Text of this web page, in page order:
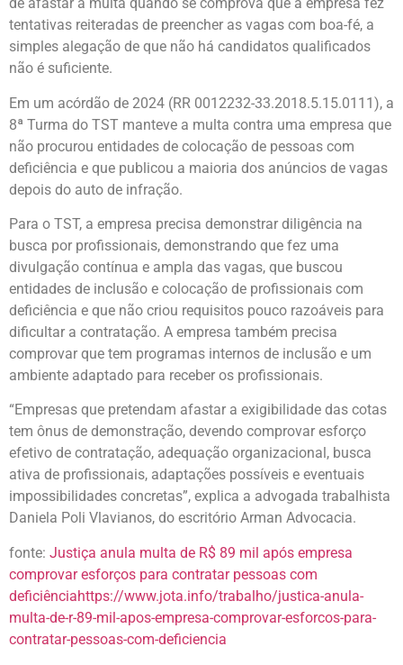
tentativas reiteradas de preencher as vagas com boa-fé, a
simples alegação de que não há candidatos qualificados
não é suficiente.
Em um acórdão de 2024 (RR 0012232-33.2018.5.15.0111), a
8ª Turma do TST manteve a multa contra uma empresa que
não procurou entidades de colocação de pessoas com
deficiência e que publicou a maioria dos anúncios de vagas
depois do auto de infração.
Para o TST, a empresa precisa demonstrar diligência na
busca por profissionais, demonstrando que fez uma
divulgação contínua e ampla das vagas, que buscou
entidades de inclusão e colocação de profissionais com
deficiência e que não criou requisitos pouco razoáveis para
dificultar a contratação. A empresa também precisa
comprovar que tem programas internos de inclusão e um
ambiente adaptado para receber os profissionais.
“Empresas que pretendam afastar a exigibilidade das cotas
tem ônus de demonstração, devendo comprovar esforço
efetivo de contratação, adequação organizacional, busca
ativa de profissionais, adaptações possíveis e eventuais
impossibilidades concretas”, explica a advogada trabalhista
Daniela Poli Vlavianos, do escritório Arman Advocacia.
fonte: Justiça anula multa de R$ 89 mil após empresa
comprovar esforços para contratar pessoas com
deficiênciahttps://www.jota.info/trabalho/justica-anula-
multa-de-r-89-mil-apos-empresa-comprovar-esforcos-para-
contratar-pessoas-com-deficiencia